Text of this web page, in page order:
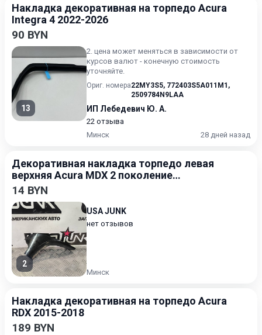
Накладка декоративная на торпедо Acura
Integra 4 2022-2026
90 BYN
13
2. цена может меняться в зависимости от
курсов валют - конечную стоимость
уточняйте.
Ориг. номера22MY3S5, 772403S5A011M1 ,
2509784N9LAA
ИП Лебедевич Ю. А.
22 отзыва
Минск
28 дней назад
Декоративная накладка торпедо левая
верхняя Acura MDX 2 поколение
[рестайлинг] 2010-2013 3.5
14 BYN
2
USA JUNK
нет отзывов
Минск
Накладка декоративная на торпедо Acura
RDX 2015-2018
189 BYN